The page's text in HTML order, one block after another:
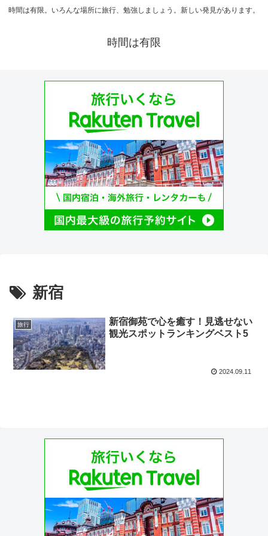
時間は有限。いろんな場所に旅行、勉強しましょう。新しい発見があります。
時間は有限
新宿
旅行
新宿御苑で心を癒す！見逃せない
観光スポットランキングベスト5
2024.09.11